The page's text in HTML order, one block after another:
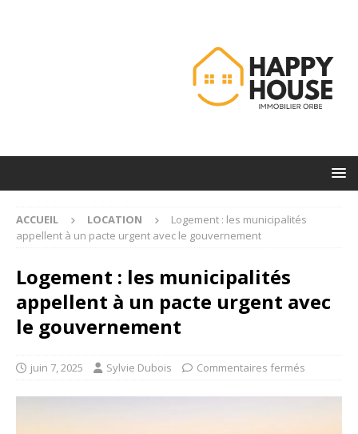
ACCUEIL LOCATION
Logement : les municipalités
appellent à un pacte urgent avec le gouvernement
Logement : les municipalités
appellent à un pacte urgent avec
le gouvernement
juin 7, 2025 Sylvie Dubois Commentaires fermés